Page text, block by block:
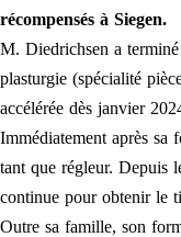
récompensés à Siegen.
M. Diedrichsen a
plasturgie (spécialité
accélérée dès janvier
Immédiatement après sa
tant que régleur. Depuis
continue pour obtenir le
Outre sa famille, son